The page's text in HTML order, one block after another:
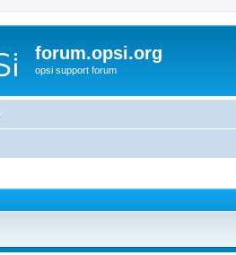
forum.opsi.org
opsi support forum